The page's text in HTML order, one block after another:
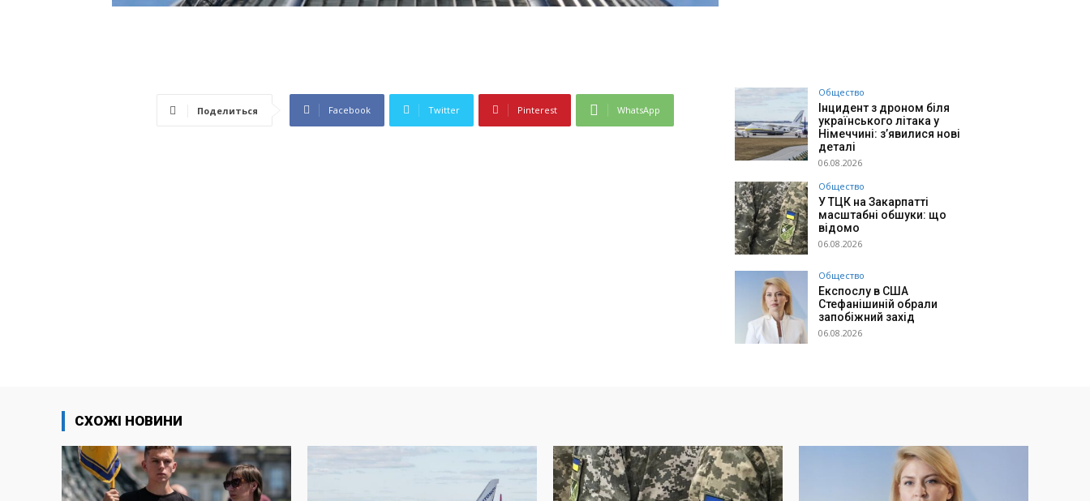
Поделиться Facebook Twitter Pinterest WhatsApp
Общество
Інцидент з дроном біля
українського літака у
Німеччині: з’явилися нові
деталі
06.08.2026
Общество
У ТЦК на Закарпатті
масштабні обшуки: що
відомо
06.08.2026
Общество
Експослу в США
Стефанішиній обрали
запобіжний захід
06.08.2026
СХОЖІ НОВИНИ